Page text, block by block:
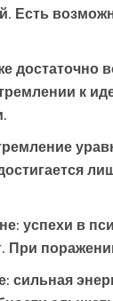
Есть
достаточно
к
: успехи в
При
: сильная